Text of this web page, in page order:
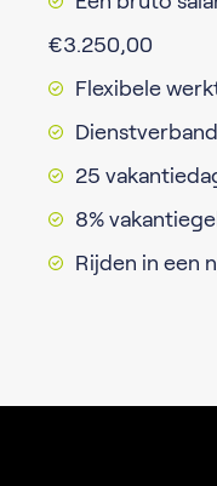
€3.250,00
Flexibele
25
8%
Rijden in een